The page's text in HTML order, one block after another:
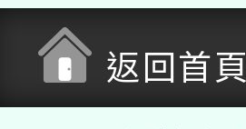
返回首頁